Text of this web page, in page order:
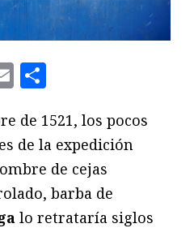
Email
de 1521, los pocos
de la expedición
de cejas
barba de
lo retrataría siglos